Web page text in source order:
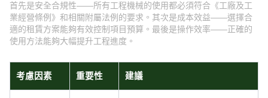
首先是安全合規性——所有工程機械的使用都必須符合《工廠及工
業經營條例》和相關附屬法例的要求。其次是成本效益——選擇合
適的租賃方案能夠有效控制項目預算。最後是操作效率——正確的
使用方法能夠大幅提升工程進度。
考慮因素 重要性 建議